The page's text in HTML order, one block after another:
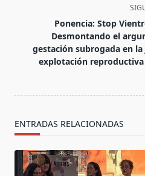
Ponencia: Stop
Desmontando el
gestación subrogada en
explotación
ENTRADAS RELACIONADAS